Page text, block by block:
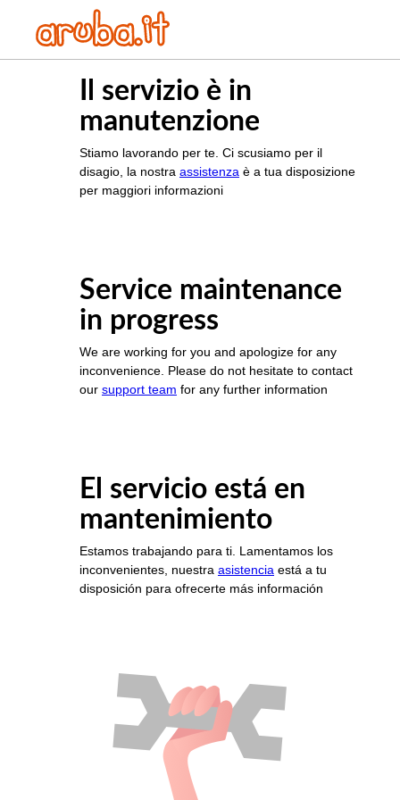
Il servizio è in
manutenzione
Stiamo lavorando per te. Ci scusiamo per il
disagio, la nostra assistenza è a tua disposizione
per maggiori informazioni
Service maintenance
in progress
We are working for you and apologize for any
inconvenience. Please do not hesitate to contact
our support team for any further information
El servicio está en
mantenimiento
Estamos trabajando para ti. Lamentamos los
inconvenientes, nuestra asistencia está a tu
disposición para ofrecerte más información